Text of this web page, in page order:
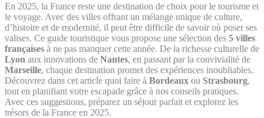
En 2025, la France reste une destination de choix pour le tourisme et
le voyage. Avec des villes offrant un mélange unique de culture,
d’histoire et de modernité, il peut être difficile de savoir où poser ses
valises. Ce guide touristique vous propose une sélection des 5 villes
françaises à ne pas manquer cette année. De la richesse culturelle de
Lyon aux innovations de Nantes, en passant par la convivialité de
Marseille, chaque destination promet des expériences inoubliables.
Découvrez dans cet article quoi faire à Bordeaux ou Strasbourg,
tout en planifiant votre escapade grâce à nos conseils pratiques.
Avec ces suggestions, préparez un séjour parfait et explorez les
trésors de la France en 2025.